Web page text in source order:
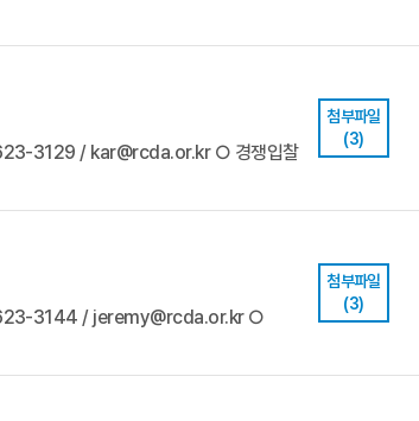
3129 / kar@rcda.or.kr ○ 경쟁입찰
첨부파일
(3)
3144 / jeremy@rcda.or.kr ○
첨부파일
(3)